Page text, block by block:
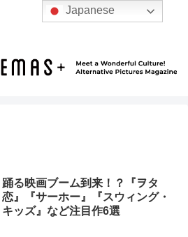
踊る映画ブーム到来！？『ヲタ
恋』『サーホー』『スウィング・
キッズ』など注目作6選
Japanese